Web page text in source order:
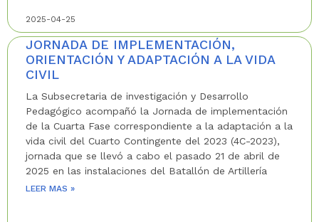
2025-04-25
JORNADA DE IMPLEMENTACIÓN,
ORIENTACIÓN Y ADAPTACIÓN A LA VIDA
CIVIL
La Subsecretaria de investigación y Desarrollo
Pedagógico acompañó la Jornada de implementación
de la Cuarta Fase correspondiente a la adaptación a la
vida civil del Cuarto Contingente del 2023 (4C-2023),
jornada que se llevó a cabo el pasado 21 de abril de
2025 en las instalaciones del Batallón de Artillería
LEER MAS »